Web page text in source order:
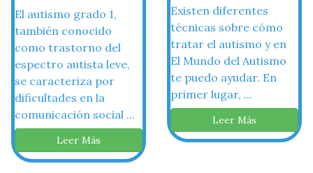
El autismo grado 1,
también conocido
como trastorno del
espectro autista leve,
se caracteriza por
dificultades en la
comunicación social ...
Leer Más
Existen diferentes
técnicas sobre cómo
tratar el autismo y en
El Mundo del Autismo
te puedo ayudar. En
primer lugar, ...
Leer Más